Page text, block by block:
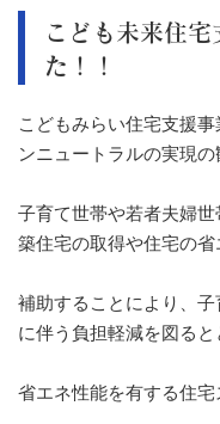
こども未来住
た！！
こどもみらい住宅⽀援
ンニュートラルの実現の
⼦育て世帯や若者夫婦
築住宅の取得や住宅の
補助することにより、
に伴う負担軽減を図ると
省エネ性能を有する住宅